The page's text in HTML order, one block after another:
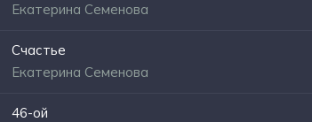
Екатерина Семенова
Счастье
Екатерина Семенова
46-ой